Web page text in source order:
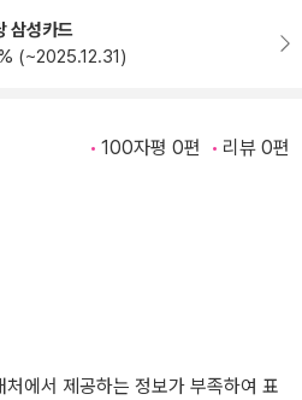
삼성카드
(~2025.12.31)
100자평 0편 리뷰 0편
에서 제공하는 정보가 부족하여 표